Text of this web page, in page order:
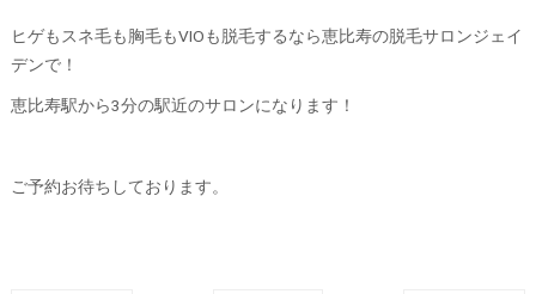
ヒゲもスネ毛も胸毛もVIOも脱毛するなら恵比寿の脱毛サロンジェイ
デンで！
恵比寿駅から3分の駅近のサロンになります！
ご予約お待ちしております。